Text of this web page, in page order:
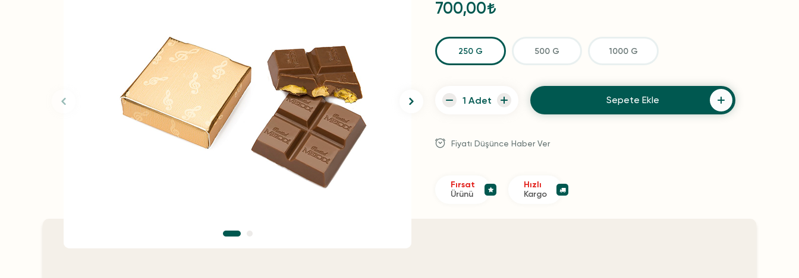
700,00
250 G 500 G 1000 G
Sepete Ekle
Fiyatı Düşünce Haber Ver
Fırsat
Ürünü
Hızlı
Kargo